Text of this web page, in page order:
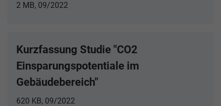
2 MB, 09/2022
Kurzfassung Studie "CO2
Einsparungspotentiale im
Gebäudebereich"
620 KB, 09/2022